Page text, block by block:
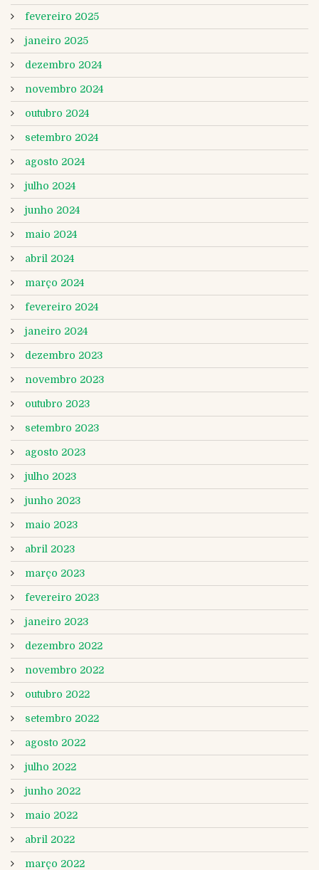
fevereiro 2025
janeiro 2025
dezembro 2024
novembro 2024
outubro 2024
setembro 2024
agosto 2024
julho 2024
junho 2024
maio 2024
abril 2024
março 2024
fevereiro 2024
janeiro 2024
dezembro 2023
novembro 2023
outubro 2023
setembro 2023
agosto 2023
julho 2023
junho 2023
maio 2023
abril 2023
março 2023
fevereiro 2023
janeiro 2023
dezembro 2022
novembro 2022
outubro 2022
setembro 2022
agosto 2022
julho 2022
junho 2022
maio 2022
abril 2022
março 2022